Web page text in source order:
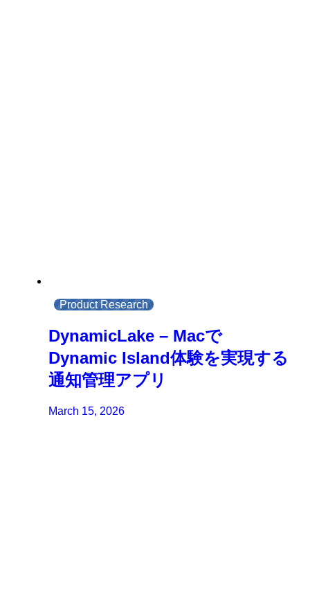
Product Research
DynamicLake – Macで
Dynamic Island体験を実現する
通知管理アプリ
March 15, 2026